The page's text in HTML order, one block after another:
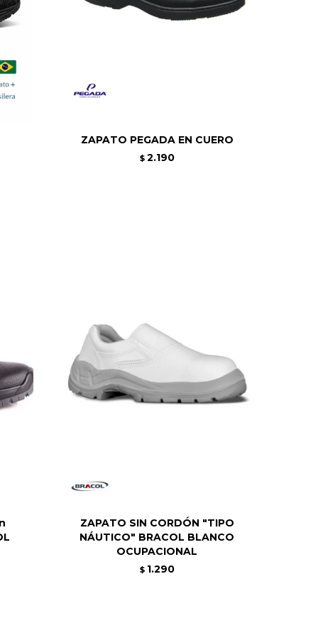
ZAPATO PEGADA EN CUERO
$ 2.190
ZAPATO SIN CORDÓN "TIPO
NÁUTICO" BRACOL BLANCO
OCUPACIONAL
$ 1.290